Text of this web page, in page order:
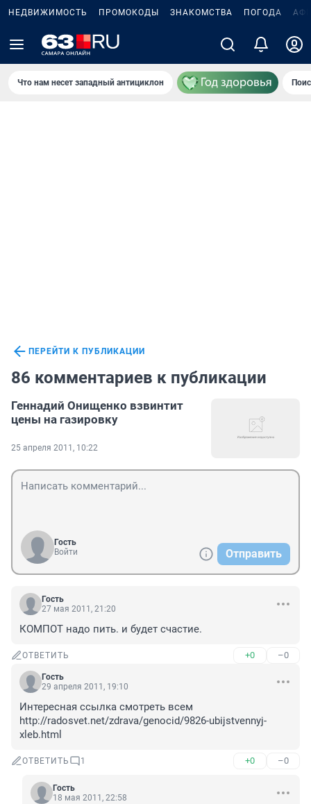
НЕДВИЖИМОСТЬ ПРОМОКОДЫ ЗНАКОМСТВА ПОГОДА
Что нам несет западный антициклон
ПЕРЕЙТИ К ПУБЛИКАЦИИ
86 комментариев к публикации
Геннадий Онищенко взвинтит
цены на газировку
25 апреля 2011, 10:22
Гость
Войти
Отправить
Гость
27 мая 2011, 21:20
КОМПОТ надо пить. и будет счастие.
ОТВЕТИТЬ +0 –0
Гость
29 апреля 2011, 19:10
Интересная ссылка смотреть всем
http://radosvet.net/zdrava/genocid/9826-ubijstvennyj-
xleb.html
ОТВЕТИТЬ 1 +0 –0
Гость
18 мая 2011, 22:58